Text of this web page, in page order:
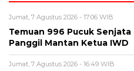
Jumat, 7 Agustus 2026 - 17:06 WIB
Temuan 996 Pucuk Senjata
Panggil Mantan Ketua IWD
Jumat, 7 Agustus 2026 - 16:49 WIB